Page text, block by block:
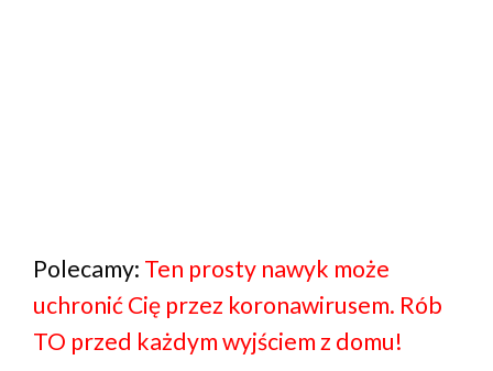
Polecamy: Ten prosty nawyk może
uchronić Cię przez koronawirusem. Rób
TO przed każdym wyjściem z domu!